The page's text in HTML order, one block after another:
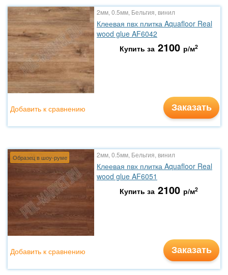
2мм, 0.5мм, Бельгия, винил
Клеевая пвх плитка Aquafloor Real
wood glue AF6042
Купить за 2100 р/м2
Заказать
Добавить к сравнению
Образец в шоу-руме 2мм, 0.5мм, Бельгия, винил
Клеевая пвх плитка Aquafloor Real
wood glue AF6051
Купить за 2100 р/м2
Заказать
Добавить к сравнению